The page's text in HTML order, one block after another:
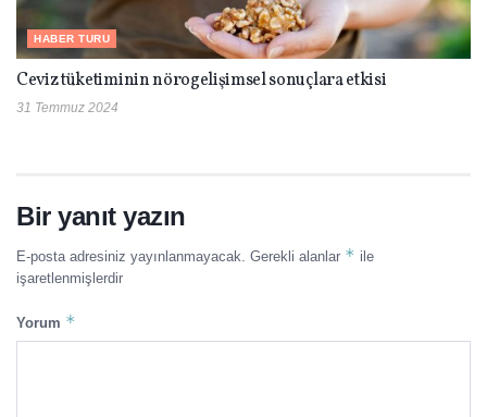
HABER TURU
Ceviz tüketiminin nörogelişimsel sonuçlara etkisi
31 Temmuz 2024
Bir yanıt yazın
E-posta adresiniz yayınlanmayacak. Gerekli alanlar * ile
işaretlenmişlerdir
Yorum *